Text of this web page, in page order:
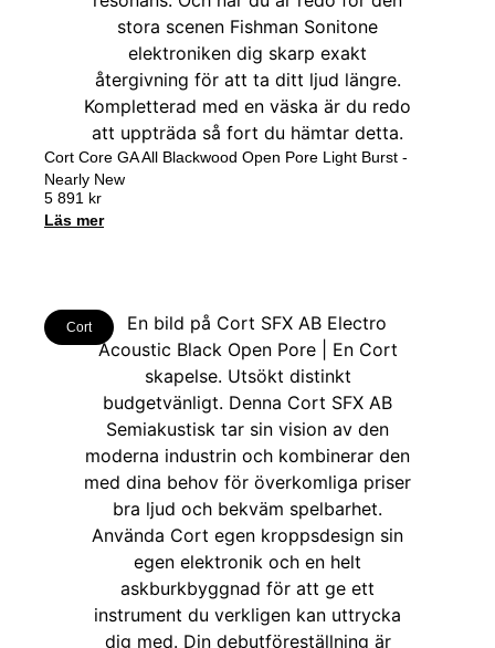
Cort Core GA All Blackwood Open Pore Light Burst -
Nearly New
5 891 kr
Läs mer
Cort